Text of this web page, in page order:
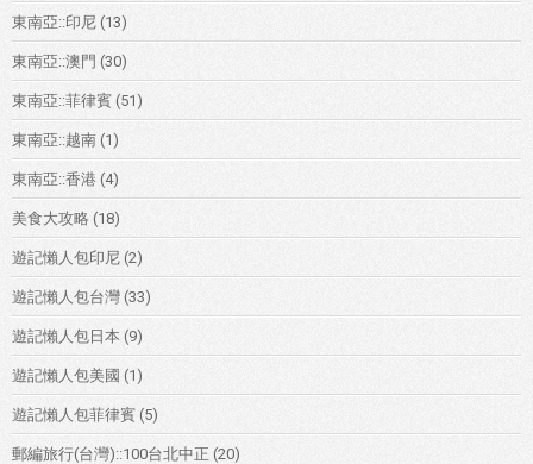
東南亞::印尼 (13)
東南亞::澳門 (30)
東南亞::菲律賓 (51)
東南亞::越南 (1)
東南亞::香港 (4)
美食大攻略 (18)
遊記懶人包印尼 (2)
遊記懶人包台灣 (33)
遊記懶人包日本 (9)
遊記懶人包美國 (1)
遊記懶人包菲律賓 (5)
郵編旅行(台灣)::100台北中正 (20)